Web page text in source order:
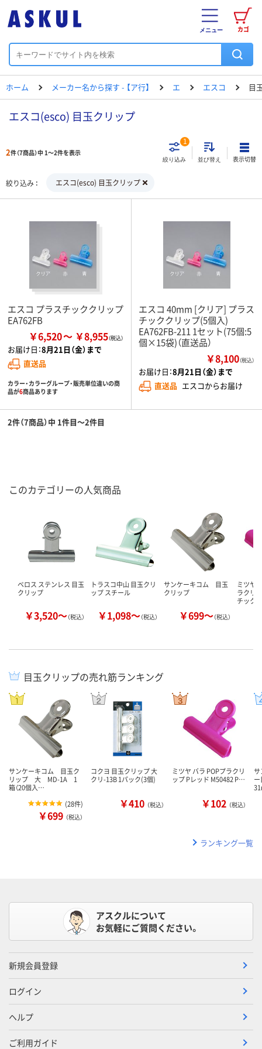
カゴ
メニュー
ホーム メーカー名から探す - 【ア行】 エ エスコ 目
エスコ(esco) 目玉クリップ
2件（7商品）中 1～2件を表示
絞り込み
1
並び替え 表示切替
絞り込み エスコ(esco) 目玉クリップ
エスコ プラスチッククリップ
EA762FB
￥6,520 ￥8,955
お届け日：8月21日（金）まで
直送品
カラー・カラーグループ・販売単位違いの商
品が6商品あります
エスコ 40mm [クリア] プラス
チッククリップ(5個入)
EA762FB-211 1セット(75個:5
個×15袋)（直送品）
￥8,100（税込）
お届け日：8月21日（金）まで
直送品 エスコからお届け
2件（7商品）中 1件目～2件目
このカテゴリーの人気商品
ベロス ステンレス 目玉
クリップ
￥3,520～（税込）
トラスコ中山 目玉クリ
ップ スチール
￥1,098～（税込）
サンケーキコム 目玉
クリップ
￥699～（税込）
ミツヤ
ラクリ
チック…
目玉クリップの売れ筋ランキング
サンケーキコム 目玉ク
リップ 大 MD-1A 1
箱（20個入…
(28件)
￥699 （税込）
コクヨ 目玉クリップ 大
クリ-13B 1パック(3個)
￥410 （税込）
ミツヤ バラ POPプラクリ
ップ Pレッド M50482 P…
￥102 （税込）
サ
ランキング一覧
アスクルについて
お気軽にご質問ください。
新規会員登録
ログイン
ヘルプ
ご利用ガイド